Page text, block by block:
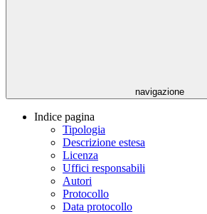
navigazione
Indice pagina
Tipologia
Descrizione estesa
Licenza
Uffici responsabili
Autori
Protocollo
Data protocollo